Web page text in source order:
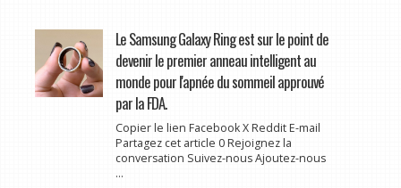
Le Samsung Galaxy Ring est sur le point de
devenir le premier anneau intelligent au
monde pour l'apnée du sommeil approuvé
par la FDA.
Copier le lien Facebook X Reddit E-mail
Partagez cet article 0 Rejoignez la
conversation Suivez-nous Ajoutez-nous
...